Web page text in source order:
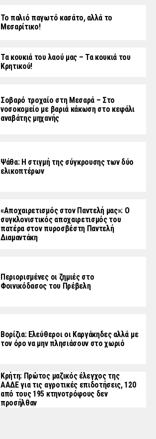
Το παλιό παγωτό κασάτο, αλλά το
Μεσαρίτικο!
Τα κουκιά του λαού μας – Τα κουκιά του
Κρητικού!
Σοβαρό τροχαίο στη Μεσαρά – Στο
νοσοκομείο με βαριά κάκωση στο κεφάλι
αναβάτης μηχανής
Ψάθα: Η στιγμή της σύγκρουσης των δύο
ελικοπτέρων
«Aποχαιρετισμός στον Παντελή μας»: Ο
συγκλονιστικός αποχαιρετισμός του
πατέρα στον πυροσβέστη Παντελή
Διαμαντάκη
Περιορισμένες οι ζημιές στο
Φοινικόδασος του Πρέβελη
Βορίζια: Ελεύθεροι οι Καργάκηδες αλλά με
τον όρο να μην πλησιάσουν στο χωριό
Κρήτη: Πρώτος μαζικός έλεγχος της
ΑΑΔΕ για τις αγροτικές επιδοτήσεις, 120
από τους 195 κτηνοτρόφους δεν
προσήλθαν